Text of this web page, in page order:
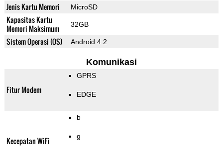
Jenis Kartu Memori MicroSD
Kapasitas Kartu
Memori Maksimum
32GB
Sistem Operasi (OS) Android 4.2
Komunikasi
Fitur Modem
GPRS
EDGE
Kecepatan WiFi
b
g